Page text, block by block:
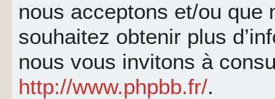
nous acceptons et/ou que
souhaitez obtenir plus
nous vous invitons à
http://www.phpbb.fr/.